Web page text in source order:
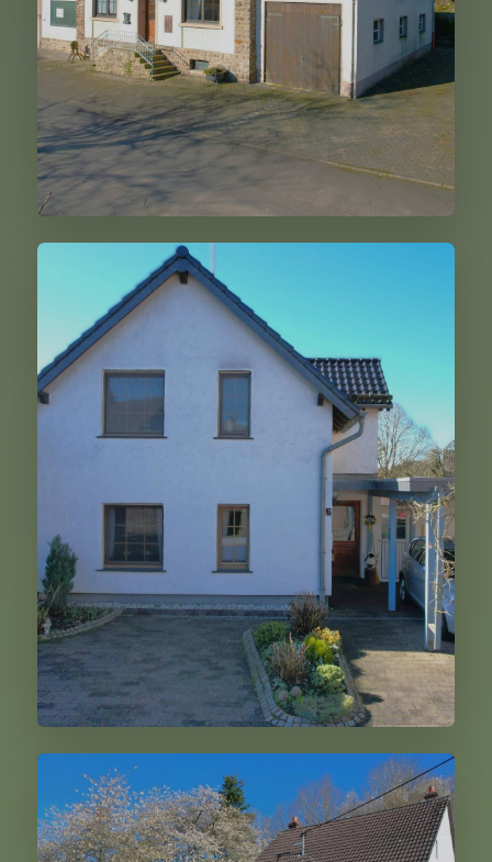
347.000,00 €
Niederlauch
233.000,00 €
Weiter